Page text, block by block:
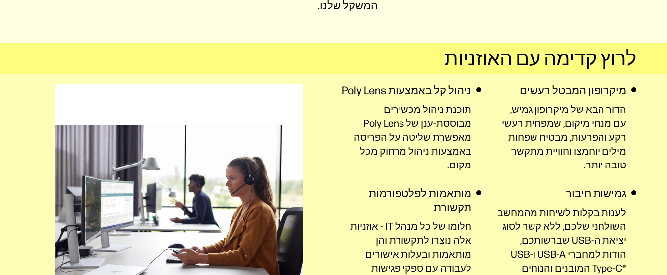
המשקל שלנו‎.
לרוץ קדימה עם האוזניות
מיקרופון המבטל רעשים
הדור הבא של מיקרופון גמיש,
עם מנחי מיקום, שמפחית רעשי
רקע והפרעות, מבטיח שפחות
מילים יוחמצו וחוויית מתקשר
טובה יותר‎.
ניהול קל באמצעות Poly Lens
תוכנת ניהול מכשירים
מבוססת-ענן של Poly Lens
מאפשרת שליטה על הפריסה
באמצעות ניהול מרחוק מכל
מקום.
גמישות חיבור
לענות בקלות לשיחות מהמחשב
השולחני שלכם, ללא קשר לסוג
יציאת ה-USB שברשותכם,
הודות למחברי‎ USB-A ‎ו-USB
Type-C®️‎ המובנים והנוחים
מותאמות לפלטפורמות
תקשורת
חלומו של כל מנהל IT - אוזניות
אלה נוצרו לתקשורת והן
מותאמות ובעלות אישורים
לעבודה עם ספקי פגישות